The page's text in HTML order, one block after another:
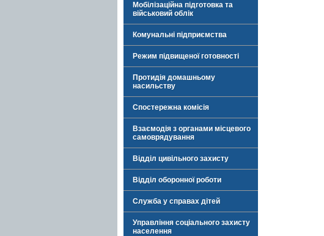
Мобілізаційна підготовка та
військовий облік
Комунальні підприємства
Режим підвищеної готовності
Протидія домашньому
насильству
Спостережна комісія
Взаємодія з органами місцевого
самоврядування
Відділ цивільного захисту
Відділ оборонної роботи
Служба у справах дітей
Управління соціального захисту
населення